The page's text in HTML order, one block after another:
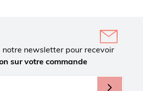
notre newsletter pour recevoir
sur votre commande